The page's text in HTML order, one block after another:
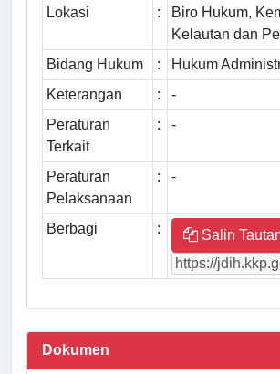
Lokasi :
Biro Hukum,
Kelautan dan
Bidang Hukum
:
Hukum
Keterangan
:
-
Peraturan
Terkait
: -
Peraturan
Pelaksanaan
: -
Berbagi : Salin
Dokumen